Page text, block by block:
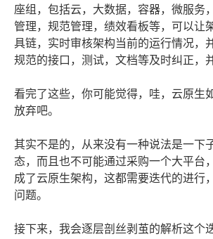
座组，包括云，大数据，容器，微服务
管理，规范管理，绩效看板等，可以让
具链，实时审核架构当前的运行情况，
规范的接口，测试，文档等及时纠正，
看完了这些，你可能觉得，哇，云原生
放弃吧。
其实不是的，从来没有一种说法是一下
态，而且也不可能通过采购一个大平台
成了云原生架构，这都需要迭代的进行
问题。
接下来，我会逐层剖丝剥茧的解析这个